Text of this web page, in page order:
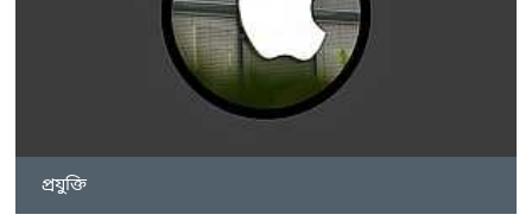
প্রযুক্তি